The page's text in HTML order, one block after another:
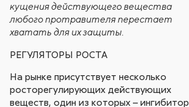
кущения действующего вещества
любого протравителя перестает
хватать для их защиты.
РЕГУЛЯТОРЫ РОСТА
На рынке присутствует несколько
росторегулирующих действующих
веществ, один из которых – ингибитор